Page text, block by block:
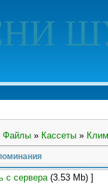
Файлы » Кассеты »
с сервера(3.53 Mb) ]